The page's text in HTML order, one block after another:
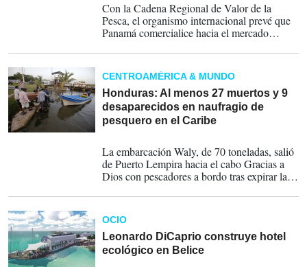
Con la Cadena Regional de Valor de la
Pesca, el organismo internacional prevé que
Panamá comercialice hacia el mercado
que lleguen desde Costa Rica y El Salvador
CENTROAMÉRICA & MUNDO
Honduras: Al menos 27 muertos y 9
desaparecidos en naufragio de
pesquero en el Caribe
La embarcación Waly, de 70 toneladas, salió
de Puerto Lempira hacia el cabo Gracias a
Dios con pescadores a bordo tras expirar la
desconocidas cerca de Cayo Gorda
OCIO
Leonardo DiCaprio construye hotel
ecológico en Belice